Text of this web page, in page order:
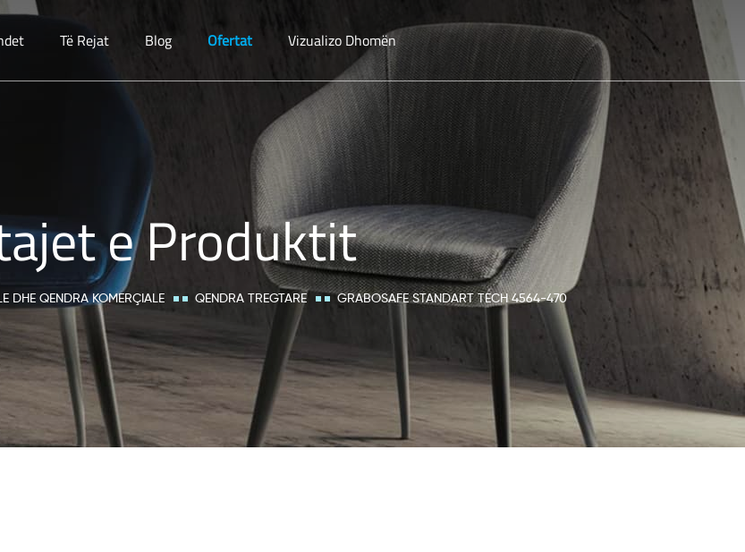
Të Rejat Blog Ofertat Vizualizo Dhomën
e Produktit
DHE QENDRA KOMERÇIALE QENDRA TREGTARE GRABOSAFE STANDART TECH 4564-470